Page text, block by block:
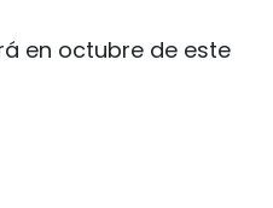
en octubre de este